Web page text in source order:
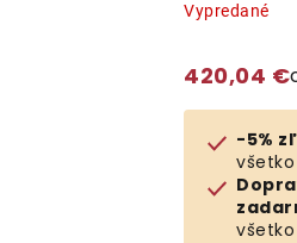
Vypredané
420,04 €
-5%
všetko
všetko